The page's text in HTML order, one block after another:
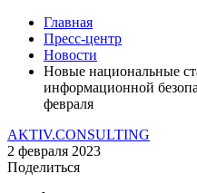
Главная
Пресс-центр
Новости
Новые национальные
информационной
февраля
AKTIV.CONSULTING
2 февраля 2023
Поделиться